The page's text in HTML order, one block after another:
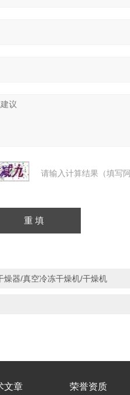
请输入计算结果（填写
燥器/真空冷冻干燥机/干燥机
文章 荣誉资质